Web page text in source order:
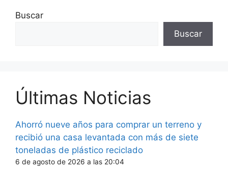
Buscar
Buscar
Últimas Noticias
Ahorró nueve años para comprar un terreno y
recibió una casa levantada con más de siete
toneladas de plástico reciclado
6 de agosto de 2026 a las 20:04